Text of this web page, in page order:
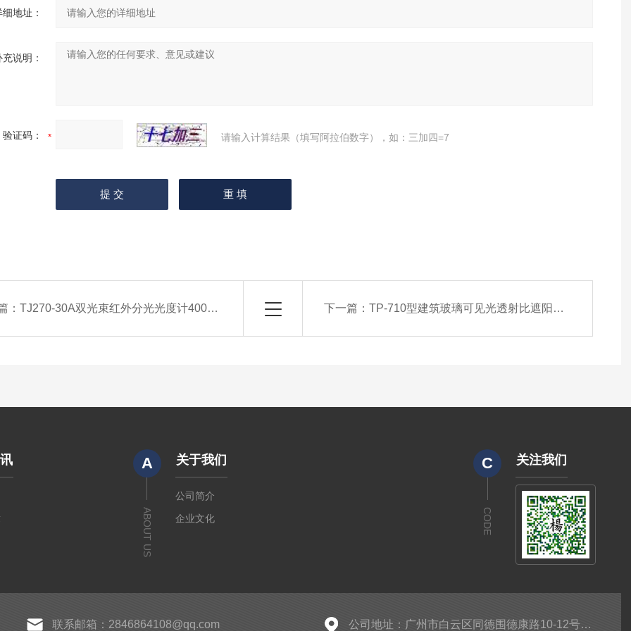
细地址：
充说明：
验证码： 请输入计算结果（填写阿拉伯数字），如：三加四=7
：TJ270-30A双光束红外分光光度计4000-400cm-1 下一篇： TP-710型建筑玻璃可见光透射比遮阳系数检测仪 可见分光光度计
A
ABOUT US
关于我们
公司简介
企业文化
C
CODE
关注我们
联系邮箱：2846864108@qq.com 公司地址：广州市白云区同德围德康路10-12号富骏大厦B611